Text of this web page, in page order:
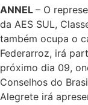
ANNEL – O
da AES SUL,
também ocupa o
Federarroz, irá
próximo dia 09,
Conselhos do
Alegrete irá